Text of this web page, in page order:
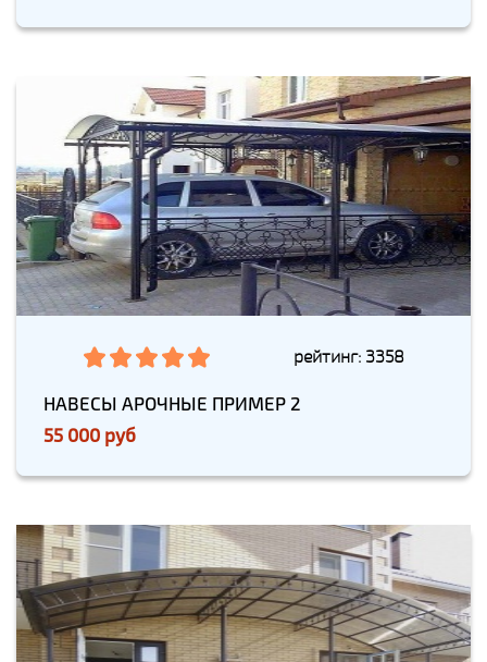
рейтинг: 3358
НАВЕСЫ АРОЧНЫЕ ПРИМЕР 2
55 000 руб